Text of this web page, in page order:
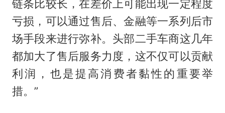
链条比较长，在差价上可能出现一定程度
亏损，可以通过售后、金融等一系列后市
场手段来进行弥补。头部二手车商这几年
都加大了售后服务力度，这不仅可以贡献
利润，也是提高消费者黏性的重要举
措。”